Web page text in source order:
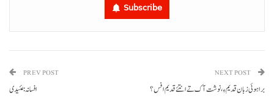
Subscribe
PREV POST
افسانہ: عئیدی
NEXT POST
براہوئی زبان قدیم ءِ، نوشت آک تے انتئے قدیم افس؟